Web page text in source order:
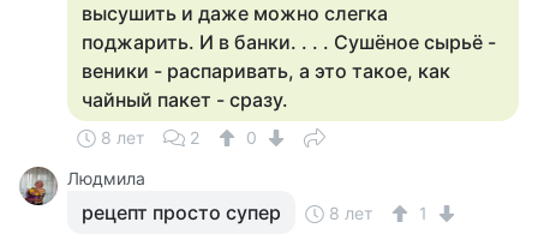
высушить и даже можно слегка
поджарить. И в банки. . . . Сушёное сырьё -
веники - распаривать, а это такое, как
чайный пакет - сразу.
8 лет 2
0
Людмила
рецепт просто супер 8 лет 1